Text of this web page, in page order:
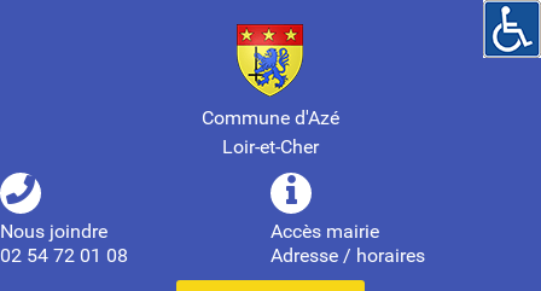
Commune d'Azé
Loir-et-Cher
Nous joindre
02 54 72 01 08
Accès mairie
Adresse / horaires